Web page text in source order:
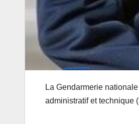
La Gendarmerie
administratif et technique